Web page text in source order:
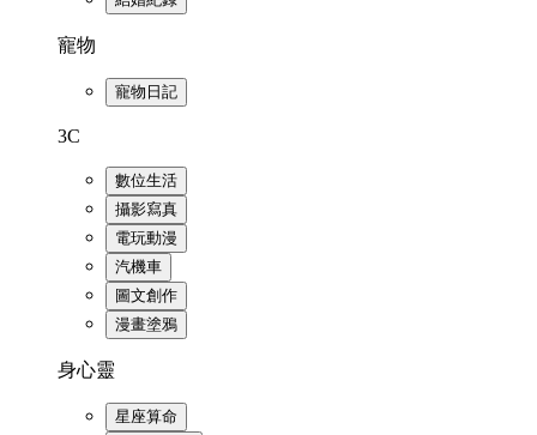
寵物
寵物日記
3C
數位生活
攝影寫真
電玩動漫
汽機車
圖文創作
漫畫塗鴉
身心靈
星座算命